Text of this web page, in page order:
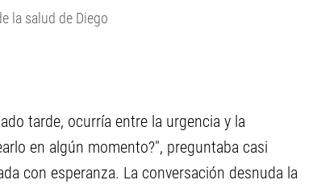
la salud de Diego
tarde, ocurría entre la urgencia y la
en algún momento?", preguntaba casi
con esperanza. La conversación desnuda la